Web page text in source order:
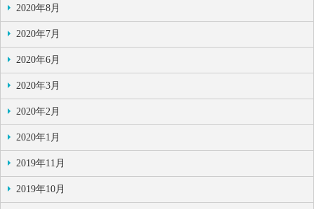
2020年8月
2020年7月
2020年6月
2020年3月
2020年2月
2020年1月
2019年11月
2019年10月